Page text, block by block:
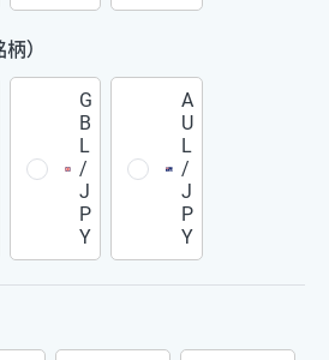
）
G
B
L
/
J
P
Y
A
U
L
/
J
P
Y